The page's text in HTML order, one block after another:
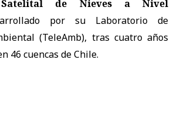
Satelital de Nieves a Nivel
por su Laboratorio de
(TeleAmb), tras cuatro años
46 cuencas de Chile.